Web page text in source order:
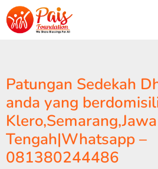
Patungan Sedekah
anda yang
Klero,Semarang,Jawa
Tengah|Whatsapp –
081380244486